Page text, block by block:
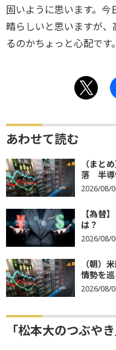
固いように思います。
晴らしいと思いますが
るのかちょっと心配です。
あわせて読む
（まと
落 半導
2026/08/
【為替
は？
2026/08/
（朝）
情勢を
2026/08/
「松本大のつぶや